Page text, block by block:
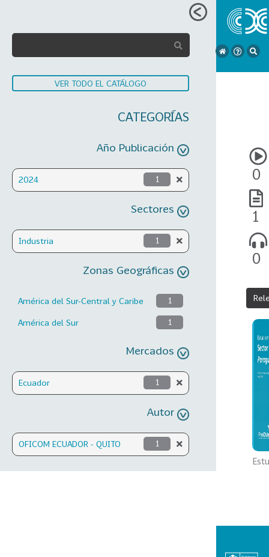
VER TODO EL CATÁLOGO
CATEGORÍAS
Año Publicación
2024 1
Sectores
Industria 1
Zonas Geográficas
América del Sur-Central y Caribe 1
América del Sur 1
Mercados
Ecuador 1
Autor
OFICOM ECUADOR - QUITO 1
0
1
0